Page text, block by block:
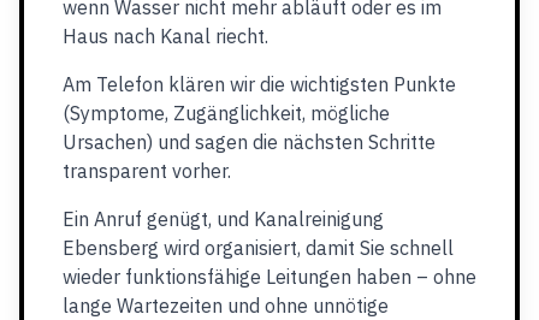
wenn Wasser nicht mehr abläuft oder es im
Haus nach Kanal riecht.
Am Telefon klären wir die wichtigsten Punkte
(Symptome, Zugänglichkeit, mögliche
Ursachen) und sagen die nächsten Schritte
transparent vorher.
Ein Anruf genügt, und Kanalreinigung
Ebensberg wird organisiert, damit Sie schnell
wieder funktionsfähige Leitungen haben – ohne
lange Wartezeiten und ohne unnötige